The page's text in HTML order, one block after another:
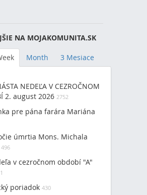
NA MOJAKOMUNITA.SK
Month 3 Mesiace
NEDEĽA V CEZROČNOM
2. august 2026 2752
pre pána farára Mariána
úmrtia Mons. Michala
496
v cezročnom období "A"
poriadok 430